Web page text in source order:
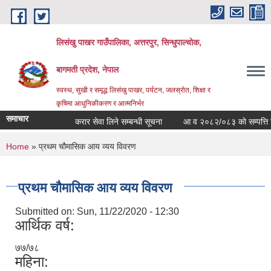
Skip to main content
लिसंखु पाखर गाउँपालिका, अत्तरपुर, सिन्धुपाल्चोक,
बागमती प्रदेश, नेपाल
स्वस्थ, सुखी र समृद्ध लिसंखु पाखर, पर्यटन, जलस्रोत, शिक्षा र
कृषिमा आधुनिकीकरण र आत्मनिर्भर
समाचार करार सेवा लिने सम्बन्धी सूचना आ व २०८२/०८३ काे सम्पत्ति
You are here
Home » प्रथम चौमासिक आय व्यय विवरण
प्रथम चौमासिक आय व्यय विवरण
Submitted on: Sun, 11/22/2020 - 12:30
आर्थिक वर्ष:
७७/७८
महिना: